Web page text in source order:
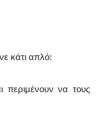
κάτι απλό:
να τους